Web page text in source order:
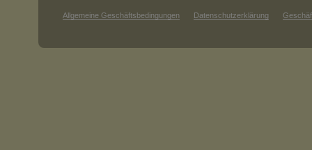
Allgemeine Geschäftsbedingungen Datenschutzerklärung